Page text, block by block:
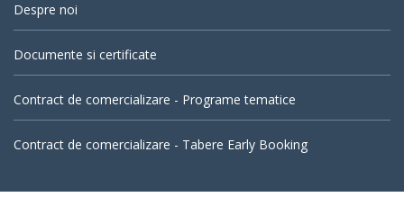
Despre noi
Documente si certificate
Contract de comercializare - Programe tematice
Contract de comercializare - Tabere Early Booking